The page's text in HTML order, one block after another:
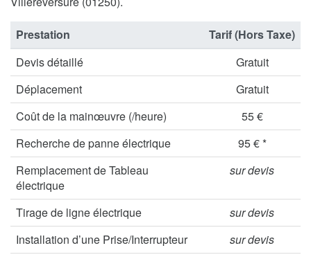
Prestation
Tarif (Hors Taxe)
Devis détaillé
Gratuit
Déplacement
Gratuit
Coût de la mainœuvre (/heure)
55 €
Recherche de panne électrique
95 € *
Remplacement de Tableau
électrique
sur devis
Tirage de ligne électrique
sur devis
Installation d’une Prise/Interrupteur
sur devis